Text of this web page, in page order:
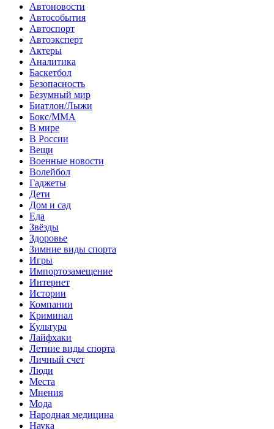
Автоновости
Автособытия
Автоспорт
Автоэксперт
Актеры
Аналитика
Баскетбол
Безопасность
Безумный мир
Биатлон/Лыжи
Бокс/MMA
В мире
В России
Вещи
Военные новости
Волейбол
Гаджеты
Дети
Дом и сад
Еда
Звёзды
Здоровье
Зимние виды спорта
Игры
Импортозамещение
Интернет
Истории
Компании
Криминал
Культура
Лайфхаки
Летние виды спорта
Личный счет
Люди
Места
Мнения
Мода
Народная медицина
Наука